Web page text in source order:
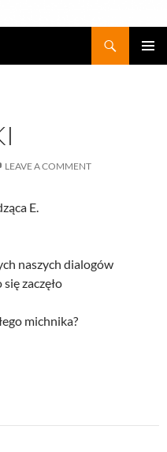
LEAVE A COMMENT
E.
naszych dialogów
zaczęło
michnika?